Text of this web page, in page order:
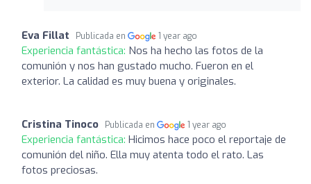
Eva Fillat Publicada en 1 year ago
Experiencia fantástica: Nos ha hecho las fotos de la
comunión y nos han gustado mucho. Fueron en el
exterior. La calidad es muy buena y originales.
Cristina Tinoco Publicada en 1 year ago
Experiencia fantástica: Hicimos hace poco el reportaje de
comunión del niño. Ella muy atenta todo el rato. Las
fotos preciosas.